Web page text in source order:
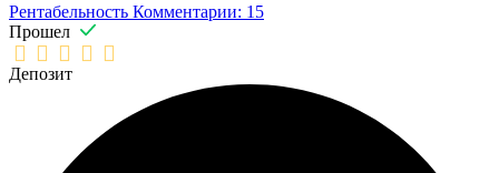
Рентабельность Комментарии: 15
Прошел
Депозит